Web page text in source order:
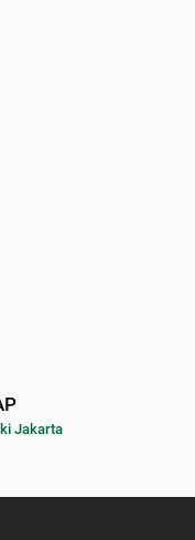
Jakarta